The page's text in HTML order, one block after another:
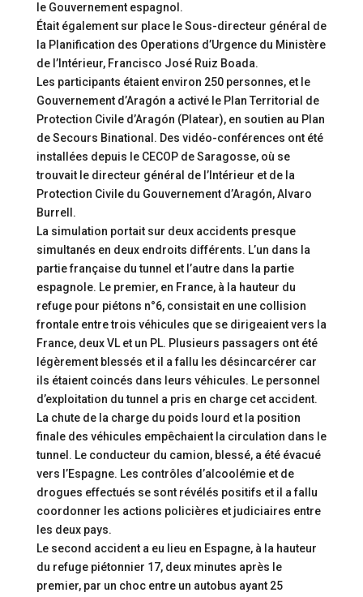
le Gouvernement espagnol.
Était également sur place le Sous-directeur général de
la Planification des Operations d’Urgence du Ministère
de l’Intérieur, Francisco José Ruiz Boada.
Les participants étaient environ 250 personnes, et le
Gouvernement d’Aragón a activé le Plan Territorial de
Protection Civile d’Aragón (Platear), en soutien au Plan
de Secours Binational. Des vidéo-conférences ont été
installées depuis le CECOP de Saragosse, où se
trouvait le directeur général de l’Intérieur et de la
Protection Civile du Gouvernement d’Aragón, Alvaro
Burrell.
La simulation portait sur deux accidents presque
simultanés en deux endroits différents. L’un dans la
partie française du tunnel et l’autre dans la partie
espagnole. Le premier, en France, à la hauteur du
refuge pour piétons n°6, consistait en une collision
frontale entre trois véhicules que se dirigeaient vers la
France, deux VL et un PL. Plusieurs passagers ont été
légèrement blessés et il a fallu les désincarcérer car
ils étaient coincés dans leurs véhicules. Le personnel
d’exploitation du tunnel a pris en charge cet accident.
La chute de la charge du poids lourd et la position
finale des véhicules empêchaient la circulation dans le
tunnel. Le conducteur du camion, blessé, a été évacué
vers l’Espagne. Les contrôles d’alcoolémie et de
drogues effectués se sont révélés positifs et il a fallu
coordonner les actions policières et judiciaires entre
les deux pays.
Le second accident a eu lieu en Espagne, à la hauteur
du refuge piétonnier 17, deux minutes après le
premier, par un choc entre un autobus ayant 25